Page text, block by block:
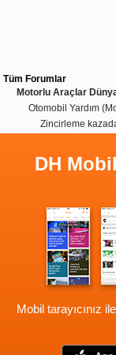
Tüm Forumlar
Motorlu Araçlar
Otomobil Yardım
Zincirleme
DH
Mobil tarayıcınız